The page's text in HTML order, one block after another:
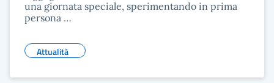
una giornata speciale, sperimentando in prima
persona …
Attualità